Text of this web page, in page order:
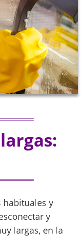
habituales y
y
largas, en la